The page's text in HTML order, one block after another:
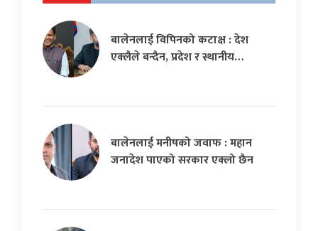
बालेनलाई विपिनको कटाक्ष : देश
एक्लैले बन्दैन, प्रदेश र स्थानीय…
बालेनलाई मनीषको जवाफ : महान
जनादेश पाएको सरकार एक्लो छैन